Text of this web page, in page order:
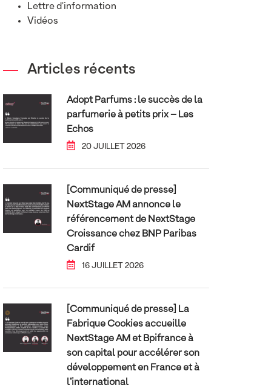
Lettre d'information
Vidéos
Articles récents
Adopt Parfums : le succès de la
parfumerie à petits prix – Les
Echos
20 JUILLET 2026
[Communiqué de presse]
NextStage AM annonce le
référencement de NextStage
Croissance chez BNP Paribas
Cardif
16 JUILLET 2026
[Communiqué de presse] La
Fabrique Cookies accueille
NextStage AM et Bpifrance à
son capital pour accélérer son
développement en France et à
l’international